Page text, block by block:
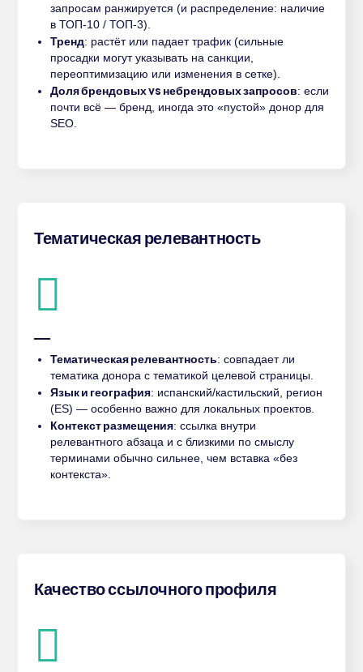
запросам ранжируется (и распределение: наличие
в ТОП-10 / ТОП-3).
Тренд: растёт или падает трафик (сильные
просадки могут указывать на санкции,
переоптимизацию или изменения в сетке).
Доля брендовых vs небрендовых запросов: если
почти всё — бренд, иногда это «пустой» донор для
SEO.
Тематическая релевантность
Тематическая релевантность: совпадает ли
тематика донора с тематикой целевой страницы.
Язык и география: испанский/кастильский, регион
(ES) — особенно важно для локальных проектов.
Контекст размещения: ссылка внутри
релевантного абзаца и с близкими по смыслу
терминами обычно сильнее, чем вставка «без
контекста».
Качество ссылочного профиля